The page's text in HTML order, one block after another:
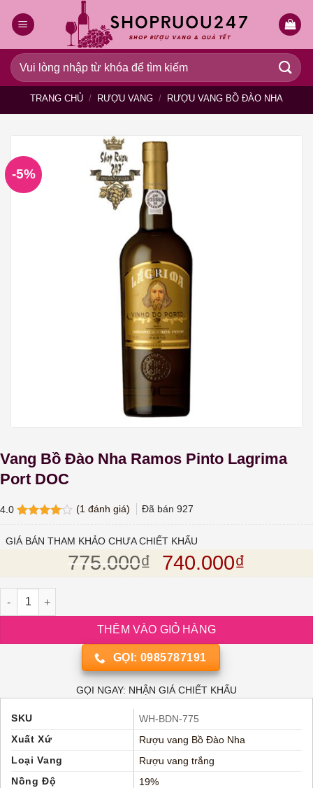
qua
dung
Tìm
kiếm:
TRANG CHỦ / RƯỢU VANG / RƯỢU VANG BỒ ĐÀO NHA
-5%
Vang Bồ Đào Nha Ramos Pinto Lagrima
Port DOC
4.0
5 dựa
(1 đánh giá) Đã bán 927
GIÁ BÁN THAM KHẢO CHƯA CHIẾT KHẤU
775.000₫ Giá gốc là:
740.000₫
Vang Bồ Đào Nha Ramos Pinto Lagrima Port DOC số lượng
THÊM VÀO GIỎ HÀNG
GỌI: 0985787191
GỌI NGAY: NHẬN GIÁ CHIẾT KHẤU
SKU
WH-BDN-775
Xuất Xứ
Rượu vang Bồ Đào Nha
Loại Vang
Rượu vang trắng
Nồng Độ
19%